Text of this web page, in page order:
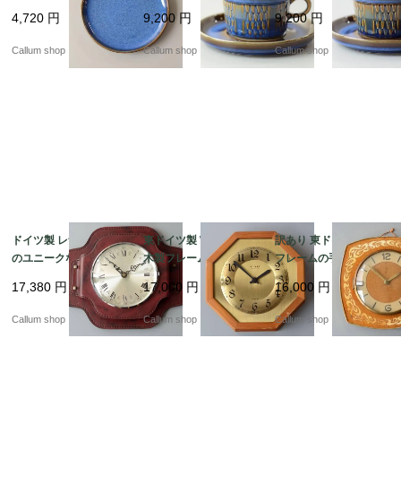
ート お皿 スーホルム G
RANIT 北欧食器 北欧雑
貨 ヴィンテージ アンテ
4,720 円
Callum shop
サー スーホルム グラニ
ット 北欧食器 北欧雑貨
ヴィンテージ アンティ
9,200円
Callum shop
サー スーホルム グラニ
ット 北欧食器 北欧雑貨
ヴィンテージ アンティ
ーク_it4593
9,200円
Callum shop
ドイツ製 レザータッチ
のユニークなフレーム
壁時計 壁掛け時計 アン
ティーク ヴィンテージ
_260724 ic0133
17,380 円
Callum shop
東ドイツ製 WEIMAR
木製フレームｘ真鍮盤
壁時計 ウッドｘブラス
クロック 壁掛け時計 ヴ
ィンテージ_260724 ic
0131
17,000 円
Callum shop
訳あり 東ドイツ製 木製
フレームの手巻き 壁時
計 吊り下げ式 ウッド
クロック 壁掛け時計 ヴ
ィンテージ_260724 ic
0130
16,000 円
Callum shop